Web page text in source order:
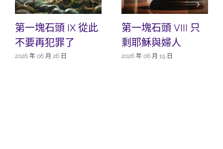
第一塊石頭 IX 從此
不要再犯罪了
2026 年 06 月 26 日
第一塊石頭 VIII 只
剩耶穌與婦人
2026 年 06 月 19 日